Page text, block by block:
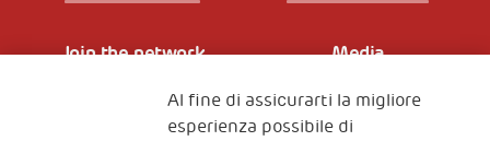
Join the network Media
Iscriviti alla newsletter
Al fine di assicurarti la migliore
esperienza possibile di